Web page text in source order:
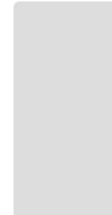
Previous